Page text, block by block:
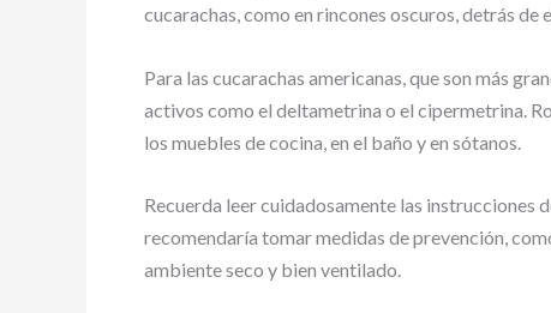
cucarachas, como en rincones oscuros, detrás
Para las cucarachas americanas, que son más
activos como el deltametrina o el cipermetrina.
los muebles de cocina, en el baño y en sótanos.
Recuerda leer cuidadosamente las instrucciones
recomendaría tomar medidas de prevención,
ambiente seco y bien ventilado.